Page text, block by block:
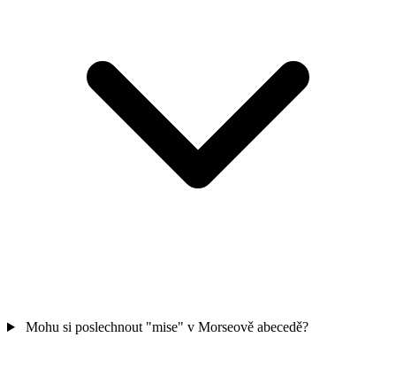
Mohu si poslechnout "mise" v Morseově abecedě?